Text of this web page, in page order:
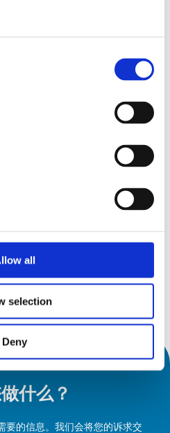
all
selection
Deny
发现
什么？
要的信息。我们会将您的诉求交